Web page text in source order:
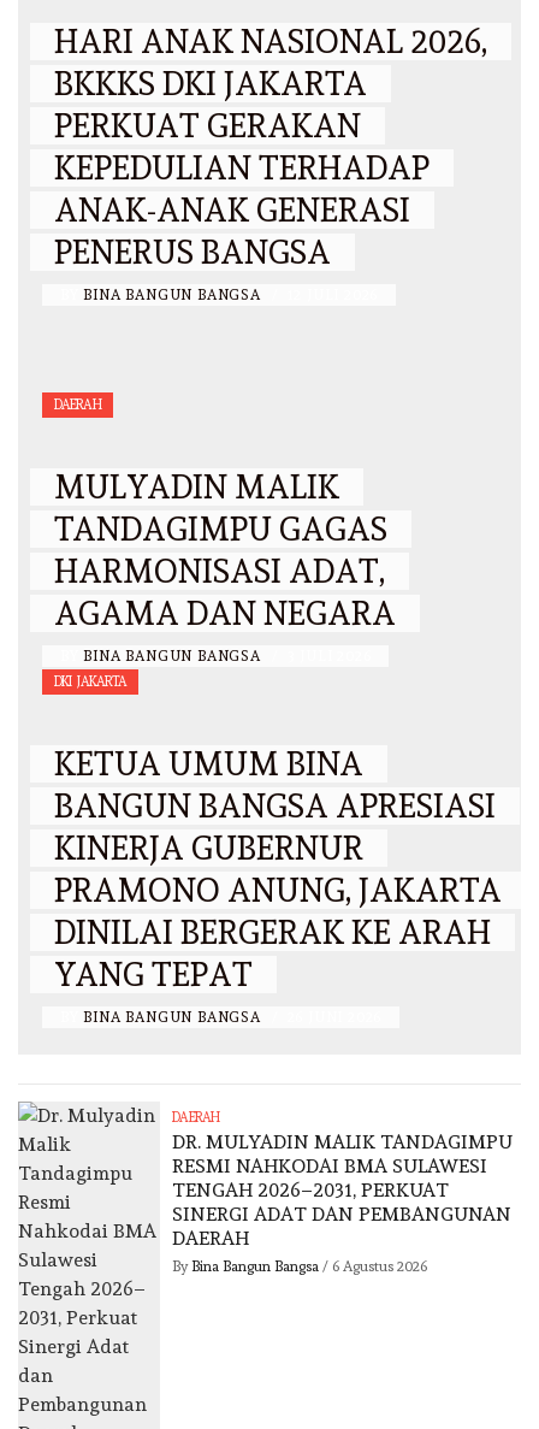
HARI ANAK NASIONAL 2026,
BKKKS DKI JAKARTA
PERKUAT GERAKAN
KEPEDULIAN TERHADAP
ANAK-ANAK GENERASI
PENERUS BANGSA
BINA BANGUN BANGSA
DAERAH
MULYADIN MALIK
TANDAGIMPU GAGAS
HARMONISASI ADAT,
AGAMA DAN NEGARA
BINA BANGUN BANGSA
DKI JAKARTA
KETUA UMUM BINA
BANGUN BANGSA APRESIASI
KINERJA GUBERNUR
PRAMONO ANUNG, JAKARTA
DINILAI BERGERAK KE ARAH
YANG TEPAT
BINA BANGUN BANGSA
DAERAH
DR. MULYADIN MALIK TANDAGIMPU
RESMI NAHKODAI BMA SULAWESI
TENGAH 2026–2031, PERKUAT
SINERGI ADAT DAN PEMBANGUNAN
DAERAH
By Bina Bangun Bangsa / 6 Agustus 2026